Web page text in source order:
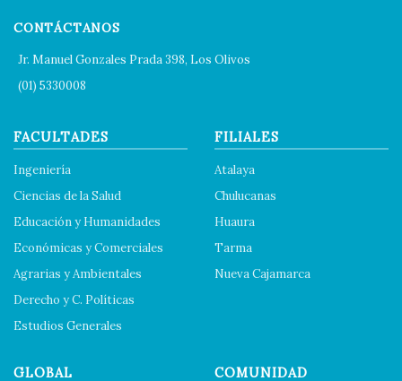
CONTÁCTANOS
Jr. Manuel Gonzales Prada 398, Los Olivos
(01) 5330008
FACULTADES
Ingeniería
Ciencias de la Salud
Educación y Humanidades
Económicas y Comerciales
Agrarias y Ambientales
Derecho y C. Políticas
Estudios Generales
FILIALES
Atalaya
Chulucanas
Huaura
Tarma
Nueva Cajamarca
GLOBAL COMUNIDAD